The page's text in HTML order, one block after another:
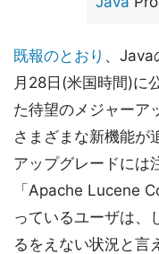
既報のとおり 、Java
月28日(米国時間)に
た待望のメジャーア
さまざまな新機能が
アップグレードには
「Apache Lucene
っているユーザは、
るをえない状況と言